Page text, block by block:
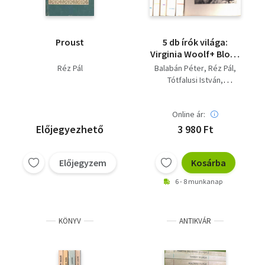
Proust
Réz Pál
Előjegyezhető
Előjegyzem
5 db írók világa:
Virginia Woolf+ Blok+
Shelley+ Apollinaire+
Sinclair Lewis világa
Balabán Péter Réz Pál
Tótfalusi István
Online ár:
3 980 Ft
Kosárba
6 - 8 munkanap
KÖNYV ANTIKVÁR